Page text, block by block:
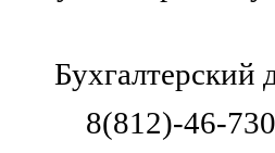
8(812)-46-